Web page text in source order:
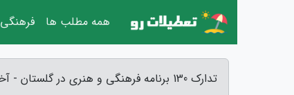
تدارک 130 برنامه فرهنگی و هنری در گلستان - آخرین خبر
همه مطلب ها فرهنگی